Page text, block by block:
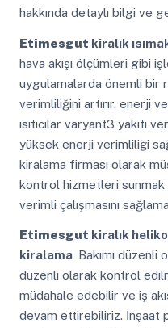
hakkında detaylı bilgi ve
Etimesgut kiralık
hava akışı ölçümleri gibi
uygulamalarda önemli bir
verimliliğini artırır. enerji
ısıtıcılar varyant3 yakıtı
yüksek enerji verimliliği
kiralama firması olarak
kontrol hizmetleri sunmak
verimli çalışmasını
Etimesgut kiralık
kiralama Bakımı düzenli
düzenli olarak kontrol
müdahale edebilir ve iş
devam ettirebiliriz. İnşaat